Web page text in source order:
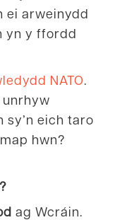
ei arweinydd
yn y ffordd
NATO.
sy’n eich taro
hwn?
ag Wcráin.